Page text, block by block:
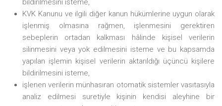
bildirilmesini isteme,
KVK Kanunu ve ilgili diğer kanun hükümlerine uygun olarak
işlenmiş olmasına rağmen, işlenmesini gerektiren
sebeplerin ortadan kalkması hâlinde kişisel verilerin
silinmesini veya yok edilmesini isteme ve bu kapsamda
yapılan işlemin kişisel verilerin aktarıldığı üçüncü kişilere
bildirilmesini isteme,
işlenen verilerin münhasıran otomatik sistemler vasıtasıyla
analiz edilmesi suretiyle kişinin kendisi aleyhine bir